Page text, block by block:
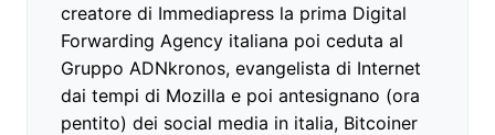
creatore di Immediapress la prima Digital
Forwarding Agency italiana poi ceduta al
Gruppo ADNkronos, evangelista di Internet
dai tempi di Mozilla e poi antesignano (ora
pentito) dei social media in italia, Bitcoiner